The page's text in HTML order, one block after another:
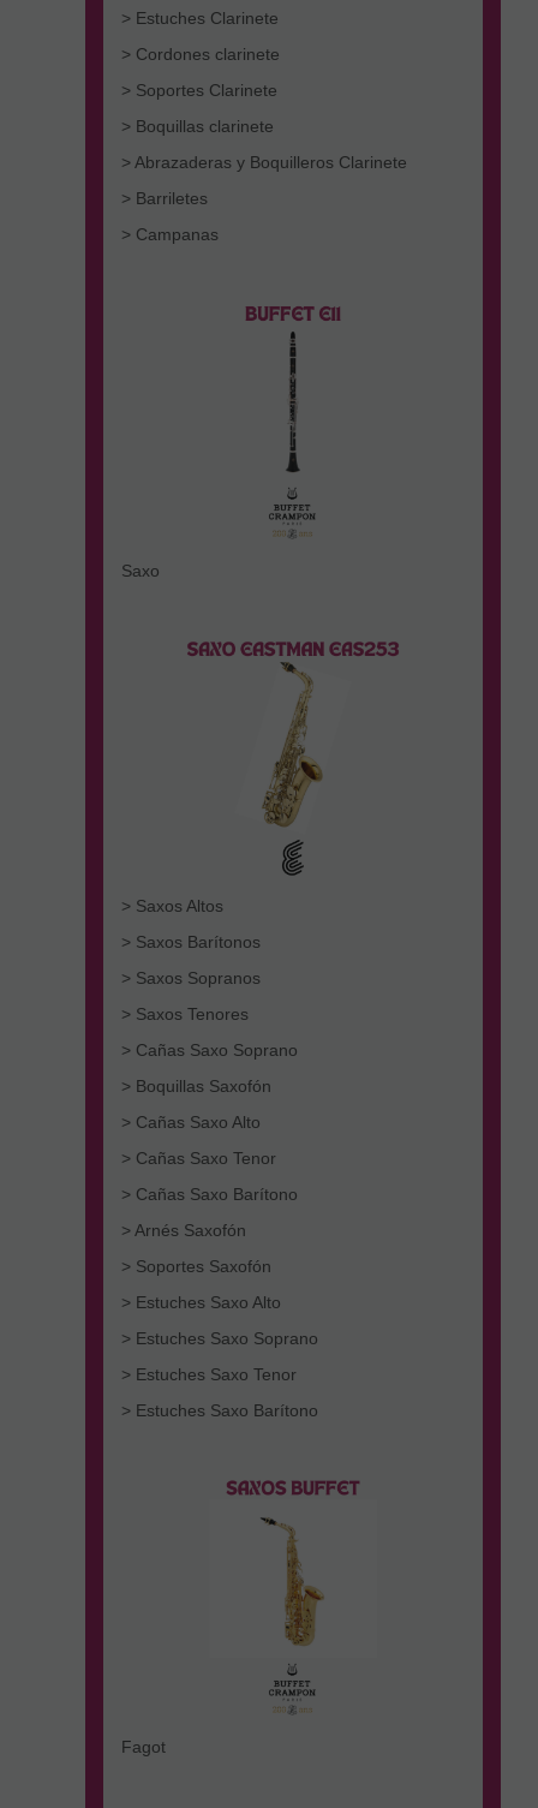
> Estuches Clarinete
> Cordones clarinete
> Soportes Clarinete
> Boquillas clarinete
> Abrazaderas y Boquilleros Clarinete
> Barriletes
> Campanas
Saxo
> Saxos Altos
> Saxos Barítonos
> Saxos Sopranos
> Saxos Tenores
> Cañas Saxo Soprano
> Boquillas Saxofón
> Cañas Saxo Alto
> Cañas Saxo Tenor
> Cañas Saxo Barítono
> Arnés Saxofón
> Soportes Saxofón
> Estuches Saxo Alto
> Estuches Saxo Soprano
> Estuches Saxo Tenor
> Estuches Saxo Barítono
Fagot